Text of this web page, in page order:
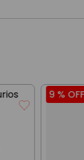
9 % OFF